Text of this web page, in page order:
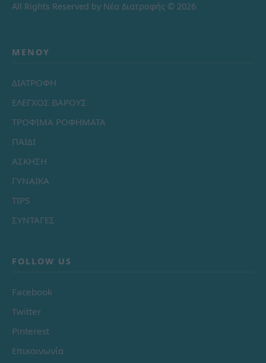
All Rights Reserved by Νέα Διατροφής © 2026
ΜΕΝΟΎ
ΔΙΑΤΡΟΦΗ
ΕΛΕΓΧΟΣ ΒΑΡΟΥΣ
ΤΡΟΦΙΜΑ ΡΟΦΗΜΑΤΑ
ΠΑΙΔΙ
ΑΣΚΗΣΗ
ΓΥΝΑΙΚΑ
TIPS
ΣΥΝΤΑΓΕΣ
FOLLOW US
Facebook
Twitter
Pinterest
Επικοινωνία